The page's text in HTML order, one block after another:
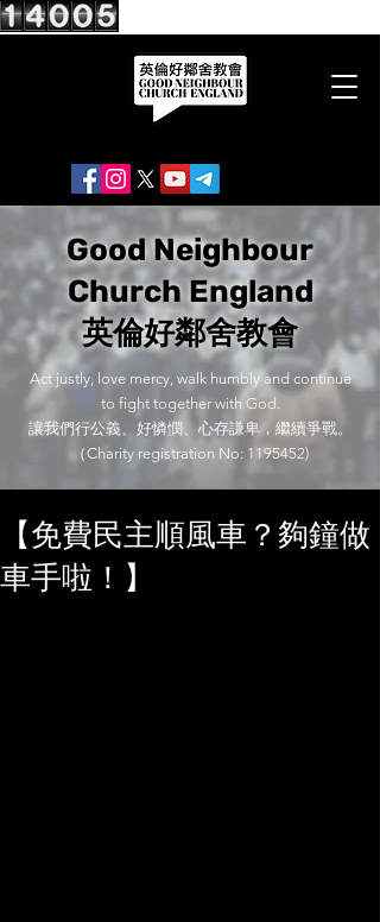
Good Neighbour
Church England
英倫好鄰舍教會
Act justly, love mercy, walk humbly and continue
to fight together with God.
讓我們行公義、好憐憫、心存謙卑，繼續爭戰。
（Charity registration No: 1195452)
【免費民主順風車？夠鐘做
車手啦！】